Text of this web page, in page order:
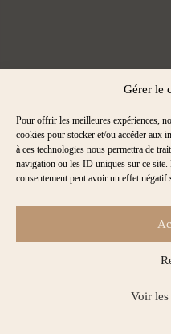
Gérer le
Pour offrir les meilleures expériences,
cookies pour stocker et/ou accéder aux
à ces technologies nous permettra de
navigation ou les ID uniques sur ce
consentement peut avoir un effet
Voir les